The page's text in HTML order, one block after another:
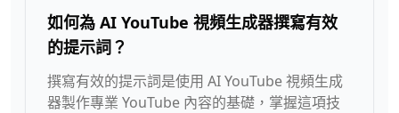
如何為 AI YouTube 視頻生成器撰寫有效
的提示詞？
撰寫有效的提示詞是使用 AI YouTube 視頻生成
器製作專業 YouTube 內容的基礎，掌握這項技